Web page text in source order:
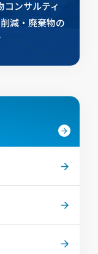
コンサルティ
減・廃棄物の